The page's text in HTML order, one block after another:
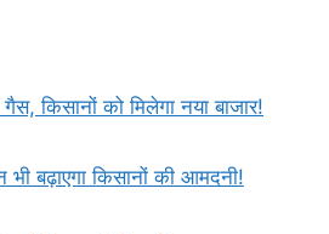
किसानों को मिलेगा नया बाजार!
बढ़ाएगा किसानों की आमदनी!